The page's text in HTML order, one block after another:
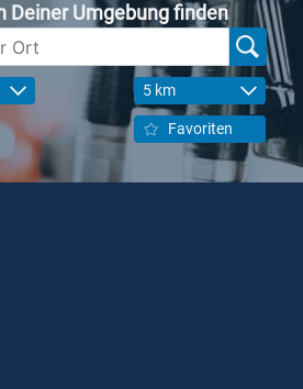
Deiner Umgebung finden
5 km
Favoriten